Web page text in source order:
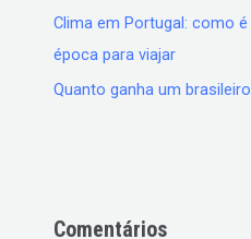
Clima em Portugal: como
época para viajar
Quanto ganha um
Comentários